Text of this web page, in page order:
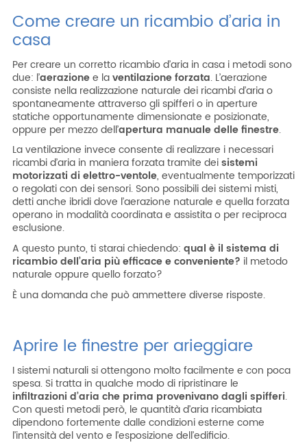
Come creare un ricambio d’aria in
casa
Per creare un corretto ricambio d’aria in casa i metodi sono
due: l’aerazionee laventilazione forzata. L’aerazione
consiste nella realizzazione naturale dei ricambi d’aria o
spontaneamente attraverso gli spifferi o in aperture
statiche opportunamente dimensionate e posizionate,
oppure per mezzo dell’apertura manuale delle finestre.
La ventilazione invece consente di realizzare i necessari
ricambi d’aria in maniera forzata tramite deisistemi
motorizzati di elettro-ventole, eventualmente temporizzati
o regolati con dei sensori. Sono possibili dei sistemi misti,
detti anche ibridi dove l’aerazione naturale e quella forzata
operano in modalità coordinata e assistita o per reciproca
esclusione.
A questo punto, ti starai chiedendo: qual è il sistema di
ricambio dell’aria più efficace e conveniente? il metodo
naturale oppure quello forzato?
È una domanda che può ammettere diverse risposte.
Aprire le finestre per arieggiare
I sistemi naturali si ottengono molto facilmente e con poca
spesa. Si tratta in qualche modo di ripristinare le
infiltrazioni d’aria che prima provenivano dagli spifferi.
Con questi metodi però, le quantità d’aria ricambiata
dipendono fortemente dalle condizioni esterne come
l’intensità del vento e l’esposizione dell’edificio.